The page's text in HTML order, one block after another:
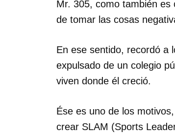
Mr. 305, como también es
de tomar las cosas
En ese sentido, recordó a
expulsado de un colegio
viven donde él creció.
Ése es uno de los
crear SLAM (Sports